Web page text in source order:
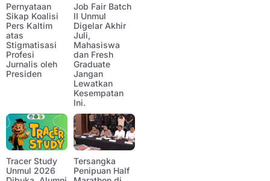
Pernyataan
Sikap Koalisi
Pers Kaltim
atas
Stigmatisasi
Profesi
Jurnalis oleh
Presiden
Job Fair Batch
II Unmul
Digelar Akhir
Juli,
Mahasiswa
dan Fresh
Graduate
Jangan
Lewatkan
Kesempatan
Ini.
Tracer Study
Unmul 2026
Tersangka
Penipuan Half